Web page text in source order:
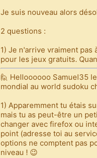
Je suis nouveau alors
2 questions :
1) Je n'arrive vraiment
pour les jeux gratuits.
🙋 Helloooooo Samuel35
mondial au world sudoku
1) Apparemment tu étais
mais tu as peut-être un
changer avec firefox ou
point (adresse toi au
options ne comptent pas
niveau ! 😉